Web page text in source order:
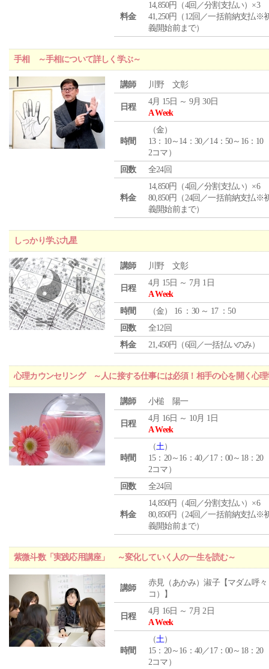
料金
14,850円（4回／分割支払い）×3
41,250円（12回／一括前納支払※
義開始前まで）
手相 ～手相について詳しく学ぶ～
講師 川野 文彰
日程
4月 15日 ～ 9月 30日
A Week
時間
（金）
13：10～14：30／14：50～16：10
2コマ）
回数
全24回
料金
14,850円（4回／分割支払い）×6
80,850円（24回／一括前納支払※
義開始前まで）
しっかり学ぶ九星
講師 川野 文彰
日程
4月 15日 ～ 7月 1日
A Week
時間
（金） 16 ：30 ～ 17 ：50
回数
全12回
料金
21,450円（6回／一括払いのみ）
心理カウンセリング ～人に接する仕事には必須！相手の心を開く心理
講師 小槌 陽一
日程
4月 16日 ～ 10月 1日
A Week
時間
（土）
15：20～16：40／17：00～18：20
2コマ）
回数
全24回
料金
14,850円（4回／分割支払い）×6
80,850円（24回／一括前納支払※
義開始前まで）
紫微斗数「実践応用講座」 ～変化していく人の一生を読む～
講師
赤見（あかみ）淑子【マダム呼々
コ）】
日程
4月 16日 ～ 7月 2日
A Week
時間
（土）
15：20～16：40／17：00～18：20
2コマ）